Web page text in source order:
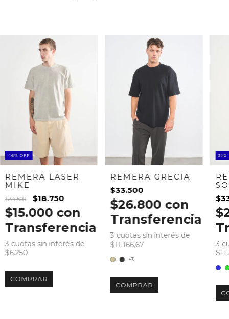
46% OFF
REMERA LASER
MIKE
$34.500 $18.750
$15.000 con
Transferencia
3 cuotas sin interés de
$6.250
COMPRAR
REMERA GRECIA
$33.500
$26.800 con
Transferencia
+3
3 cuotas sin interés de
$11.166,67
COMPRAR
3X2
3